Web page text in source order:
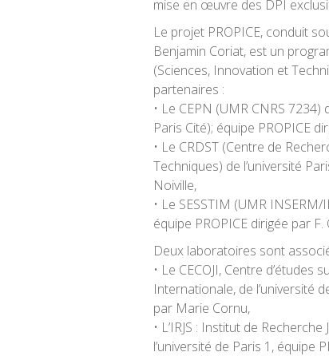
mise en œuvre des DPI
Le projet PROPICE, conduit
Benjamin Coriat, est un
(Sciences, Innovation et
partenaires :
• Le CEPN (UMR CNRS
Paris Cité); équipe PROPICE
• Le CRDST (Centre de
Techniques) de l’université
Noiville,
• Le SESSTIM (UMR
équipe PROPICE dirigée par F.
Deux laboratoires sont
• Le CECOJI, Centre d’études
Internationale, de l’université
par Marie Cornu,
• L’IRJS : Institut de
l’université de Paris 1, équipe